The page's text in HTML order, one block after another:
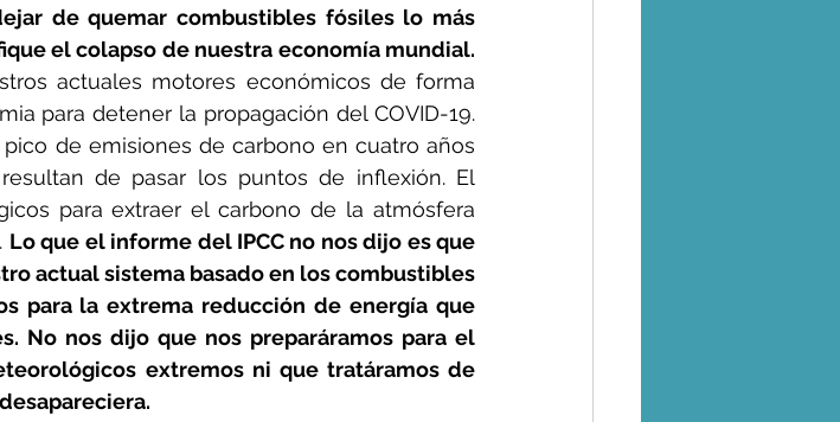
de quemar combustibles fósiles lo más
actuales motores económicos de forma
para detener la propagación del COVID-19.
de emisiones de carbono en cuatro años
de pasar los puntos de inflexión. El
para extraer el carbono de la atmósfera
Lo que el informe del IPCC no nos dijo es que
actual sistema basado en los combustibles
para la extrema reducción de energía que
No nos dijo que nos preparáramos para el
extremos ni que tratáramos de